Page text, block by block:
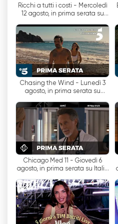
erbjuda direktsänt
tittarna kan följa
fotbollsmatcher,
aktualitetsprogram.
möjligt för tittarna att
evenemanget som om
vilket skapar en
tittarna.
Dessutom erbjuder
online via sin webbplats
Detta gör det möjligt
tillgång till kanalens
var som helst, vilket ger
bekvämlighet.
Under årens lopp har
Ricchi a tutti i costi - Mercoledì
12 agosto, in prima serata su
Chasing the Wind - Lunedì 3
agosto, in prima serata su
Chicago Med 11 - Giovedì 6
agosto, in prima serata su Italia